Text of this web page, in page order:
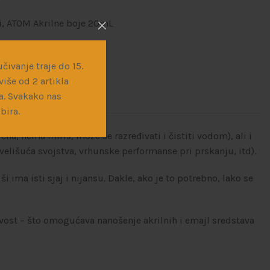
traje do 15.
od 2 artikla
Svakako nas
, ATOM Akrilne boje 20mL
nema miris, može se razređivati i čistiti vodom), ali i
svojstva, vrhunske performanse pri prskanju, itd).
ima isti sjaj i nijansu. Dakle, ako je to potrebno, lako se
– što omogućava nanošenje akrilnih i emajl sredstava